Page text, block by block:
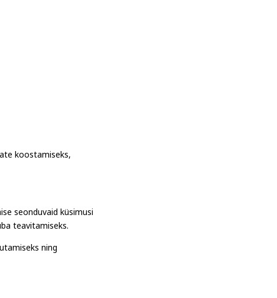
koostamiseks,
seonduvaid küsimusi
teavitamiseks.
ning